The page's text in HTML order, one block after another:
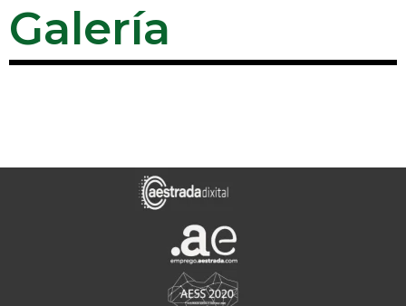
Galería